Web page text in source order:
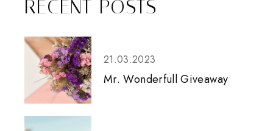
RECENT POSTS
21.03.2023
Mr. Wonderfull Giveaway